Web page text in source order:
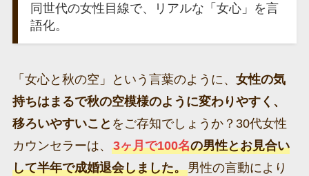
同世代の女性目線で、リアルな「女心」を言
語化。
「女心と秋の空」という言葉のように、 女性の気
持ちはまるで秋の空模様のように変わりやすく、
移ろいやすいこと をご存知でしょうか？30代女性
カウンセラーは、 3ヶ月で100名の男性とお見合い
して半年で成婚退会しました。男性の言動により